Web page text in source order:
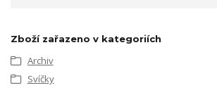
Zboží zařazeno v kategoriích
Archiv
Svíčky